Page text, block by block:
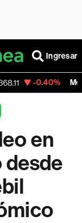
Ingresar
MercadoLibre
en
desde